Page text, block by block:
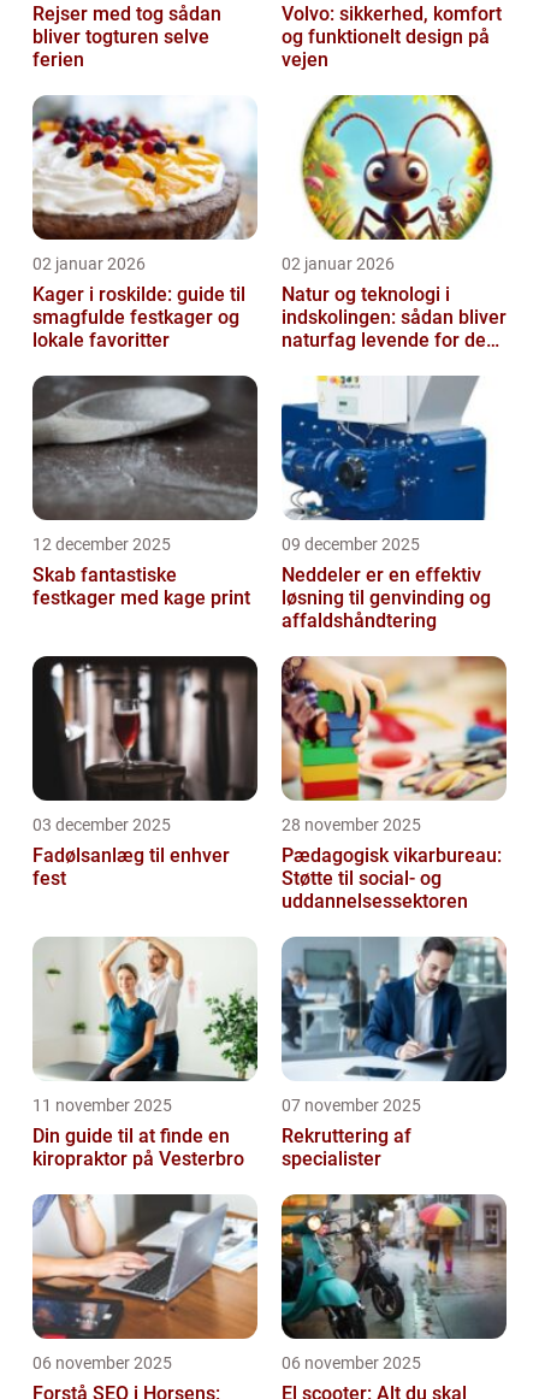
Rejser med tog sådan
bliver togturen selve
ferien
Volvo: sikkerhed, komfort
og funktionelt design på
vejen
02 januar 2026
Kager i roskilde: guide til
smagfulde festkager og
lokale favoritter
02 januar 2026
Natur og teknologi i
indskolingen: sådan bliver
naturfag levende for de
12 december 2025
Skab fantastiske
festkager med kage print
09 december 2025
Neddeler er en effektiv
løsning til genvinding og
affaldshåndtering
03 december 2025
Fadølsanlæg til enhver
fest
28 november 2025
Pædagogisk vikarbureau:
Støtte til social- og
uddannelsessektoren
11 november 2025
Din guide til at finde en
kiropraktor på Vesterbro
07 november 2025
Rekruttering af
specialister
06 november 2025
Forstå SEO i Horsens:
06 november 2025
El scooter: Alt du skal